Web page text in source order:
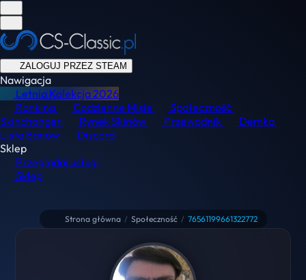
ZALOGUJ PRZEZ STEAM
Nawigacja
Letnia Kolekcja2026
Ranking
Codzienne Misje
Społeczność
Skinchanger
Rynek Skinów Przewodnik
Demka
Lista Banów
Discord
Sklep
Przeglądaj usługi
Sklep
Strona główna / Społeczność / 76561199661322772